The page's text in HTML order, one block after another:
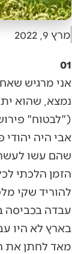
מרץ 9, 2022
01
אני מרגיש
נמצא, שהוא
("לבטוח"
אבי היה
הזמן הלכתי
להוריד שקי
עבדה בכביסה
בארץ לא היו
מאד לחתן את